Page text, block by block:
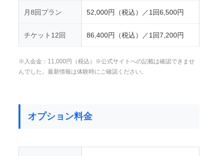
月8回プラン 52,000円（税込）／1回6,500円
チケット12回 86,400円（税込）／1回7,200円
※入会金：11,000円（税込）※公式サイトへの記載は確認できませ
んでした。最新情報は体験時にご確認ください。
オプション料金